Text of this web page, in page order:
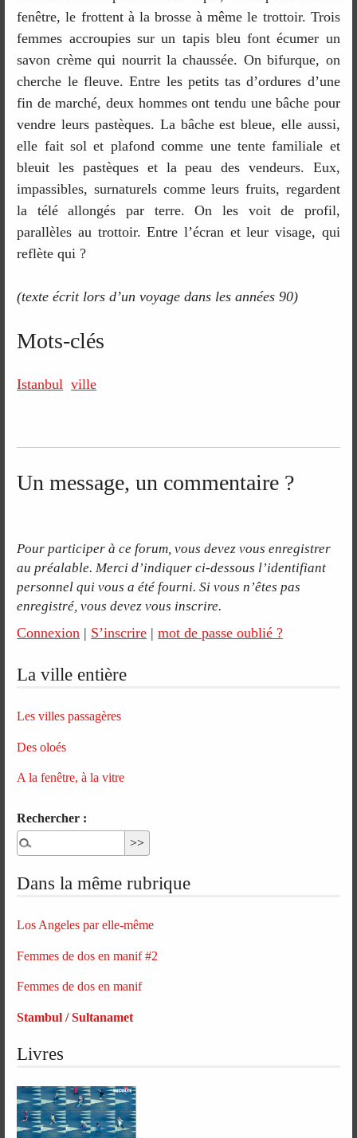
fenêtre, le frottent à la brosse à même le trottoir. Trois
femmes accroupies sur un tapis bleu font écumer un
savon crème qui nourrit la chaussée. On bifurque, on
cherche le fleuve. Entre les petits tas d’ordures d’une
fin de marché, deux hommes ont tendu une bâche pour
vendre leurs pastèques. La bâche est bleue, elle aussi,
elle fait sol et plafond comme une tente familiale et
bleuit les pastèques et la peau des vendeurs. Eux,
impassibles, surnaturels comme leurs fruits, regardent
la télé allongés par terre. On les voit de profil,
parallèles au trottoir. Entre l’écran et leur visage, qui
reflète qui ?
(texte écrit lors d’un voyage dans les années 90)
Mots-clés
Istanbul ville
Un message, un commentaire ?
Pour participer à ce forum, vous devez vous enregistrer
au préalable. Merci d’indiquer ci-dessous l’identifiant
personnel qui vous a été fourni. Si vous n’êtes pas
enregistré, vous devez vous inscrire.
Connexion | S’inscrire |mot de passe oublié ?
La ville entière
Les villes passagères
Des oloés
A la fenêtre, à la vitre
Rechercher :
Dans la même rubrique
Los Angeles par elle-même
Femmes de dos en manif #2
Femmes de dos en manif
Stambul / Sultanamet
Livres